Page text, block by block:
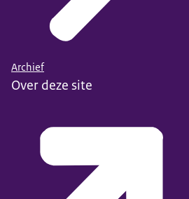
Archief
Over deze site